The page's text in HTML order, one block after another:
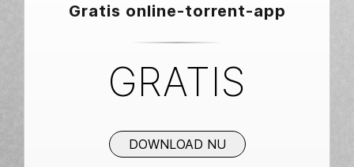
Gratis online-torrent-app
GRATIS
DOWNLOAD NU